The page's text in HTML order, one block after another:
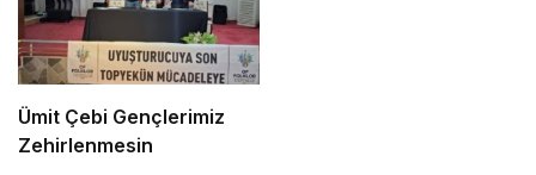
Ümit Çebi Gençlerimiz
Zehirlenmesin